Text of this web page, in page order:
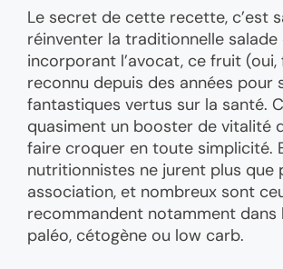
Le secret de cette recette, c’est
réinventer la traditionnelle
incorporant l’avocat, ce fruit
reconnu depuis des années pour
fantastiques vertus sur la santé.
quasiment un booster de vitalité
faire croquer en toute simplicité.
nutritionnistes ne jurent plus que
association, et nombreux sont
recommandent notamment dans
paléo, cétogène ou low carb.